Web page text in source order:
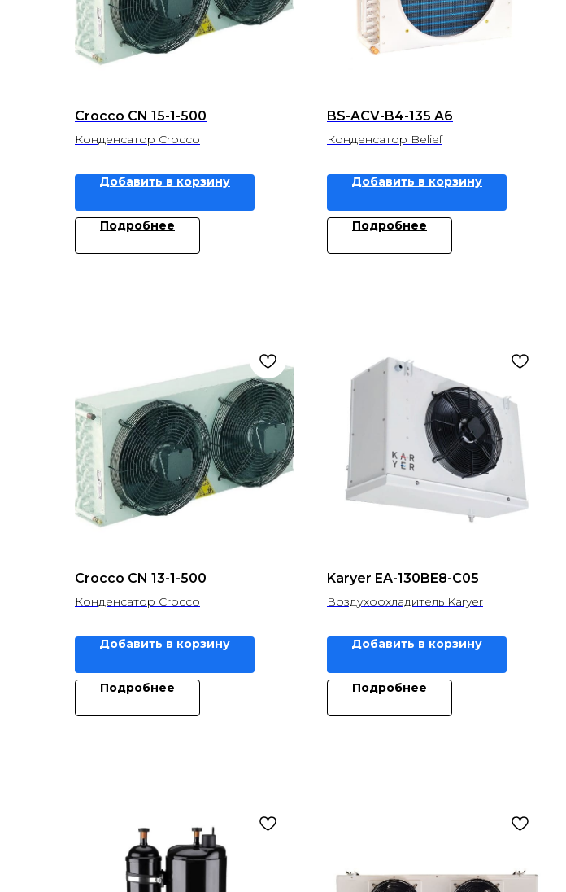
Crocco CN 15-1-500
Конденсатор Crocco
Добавить в корзину
Подробнее
BS-ACV-B4-135 A6
Конденсатор Belief
Добавить в корзину
Подробнее
Crocco CN 13-1-500
Конденсатор Crocco
Добавить в корзину
Подробнее
Karyer EA-130BE8-C05
Воздухоохладитель Karyer
Добавить в корзину
Подробнее